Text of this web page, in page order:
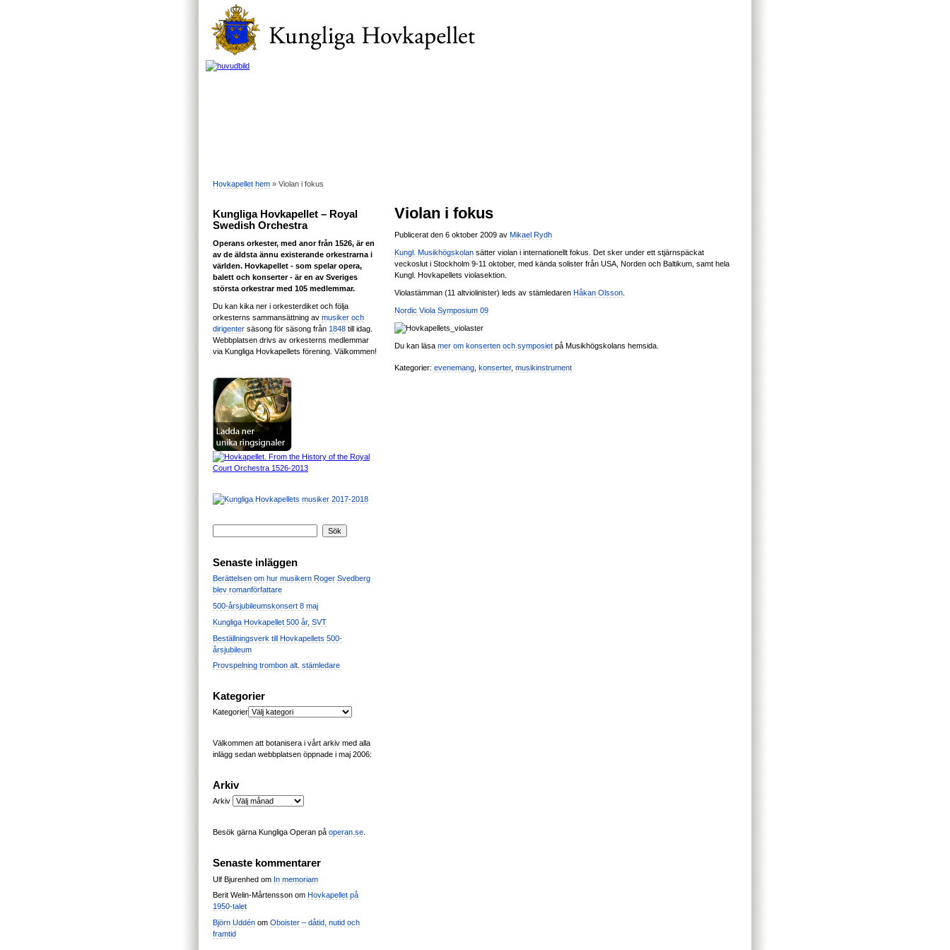
Hovkapellet hem » Violan i fokus
Kungliga Hovkapellet – Royal
Swedish Orchestra
Operans orkester, med anor från 1526, är en
av de äldsta ännu existerande orkestrarna i
världen. Hovkapellet - som spelar opera,
balett och konserter - är en av Sveriges
största orkestrar med 105 medlemmar.
Du kan kika ner i orkesterdiket och följa
orkesterns sammansättning av musiker och
dirigenter säsong för säsong från 1848 till idag.
Webbplatsen drivs av orkesterns medlemmar
via Kungliga Hovkapellets förening. Välkommen!
Senaste inläggen
Berättelsen om hur musikern Roger Svedberg
blev romanförfattare
500-årsjubileumskonsert 8 maj
Kungliga Hovkapellet 500 år, SVT
Beställningsverk till Hovkapellets 500-
årsjubileum
Provspelning trombon alt. stämledare
Kategorier
Kategorier
Välkommen att botanisera i vårt arkiv med alla
inlägg sedan webbplatsen öppnade i maj 2006:
Arkiv
Arkiv
Besök gärna Kungliga Operan på operan.se
Senaste kommentarer
Ulf Bjurenhed om In memoriam
Berit Welin-Mårtensson om Hovkapellet på
1950-talet
Björn Uddén om Oboister – dåtid, nutid och
framtid
Violan i fokus
Publicerat den 6 oktober 2009 av Mikael Rydh
Kungl. Musikhögskolan sätter violan i internationellt fokus. Det sker under ett stjärnspäckat
veckoslut i Stockholm 9-11 oktober, med kända solister från USA, Norden och Baltikum, samt hela
Kungl. Hovkapellets violasektion.
Violastämman (11 altviolinister) leds av stämledaren Håkan Olsson
Nordic Viola Symposium 09
Du kan läsa mer om konserten och symposiet på Musikhögskolans hemsida.
Kategorier: evenemang konserter, musikinstrument